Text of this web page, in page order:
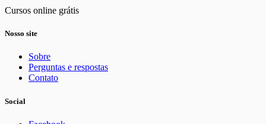
Cursos online grátis
Nosso site
Sobre
Perguntas e respostas
Contato
Social